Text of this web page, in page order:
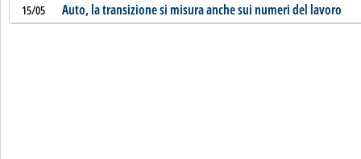
15/05 Auto, la transizione si misura anche sui numeri del lavoro